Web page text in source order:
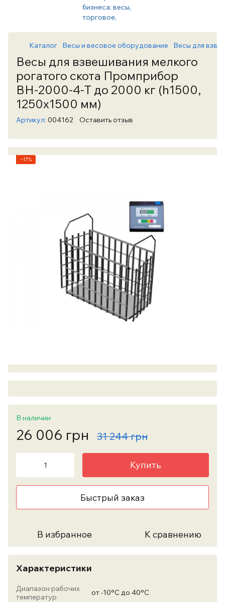
Каталог Весы и весовое оборудование Весы для
Весы для взвешивания мелкого
рогатого скота Промприбор
ВН-2000-4-Т до 2000 кг (h1500,
1250х1500 мм)
Артикул: 004162 Оставить отзыв
−17%
В наличии
26 006 грн 31 244 грн
Купить
Быстрый заказ
В избранное К сравнению
Характеристики
Диапазон рабочих
температур
от -10°С до 40°С